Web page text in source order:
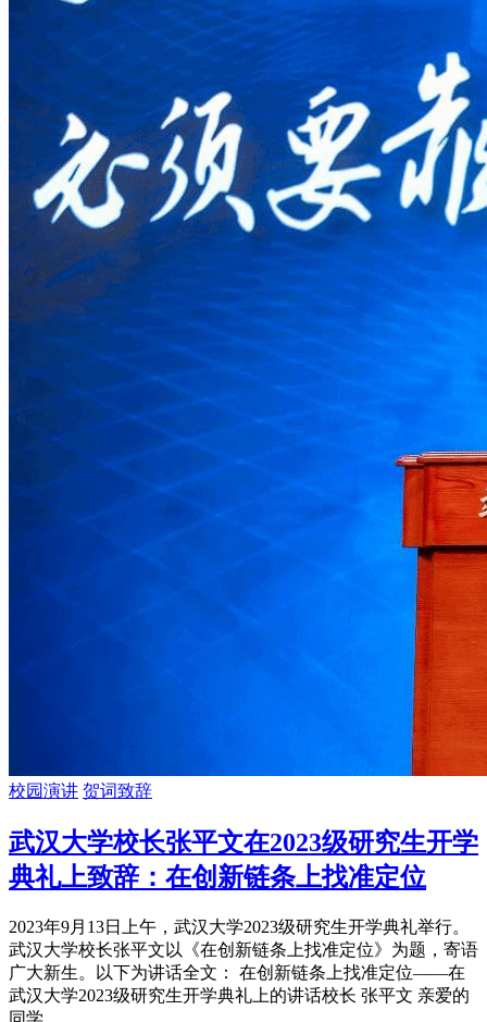
校园演讲 贺词致辞
武汉大学校长张平文在2023级研究生开学
典礼上致辞：在创新链条上找准定位
2023年9月13日上午，武汉大学2023级研究生开学典礼举行。
武汉大学校长张平文以《在创新链条上找准定位》为题，寄语
广大新生。以下为讲话全文： 在创新链条上找准定位——在
武汉大学2023级研究生开学典礼上的讲话校长 张平文 亲爱的
同学 ...